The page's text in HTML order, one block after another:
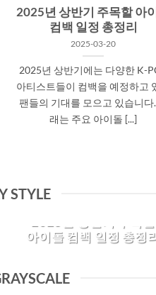
2025년 상반기 주목할 아
컴백 일정 총정리
2025-03-20
2025년 상반기에는 다양한 K-
아티스트들이 컴백을 예정하고
팬들의 기대를 모으고 있습니다
래는 주요 아이돌 [...]
STYLE
아이돌 컴백 일정 총정
2025년 상반기에는 다양한 K-